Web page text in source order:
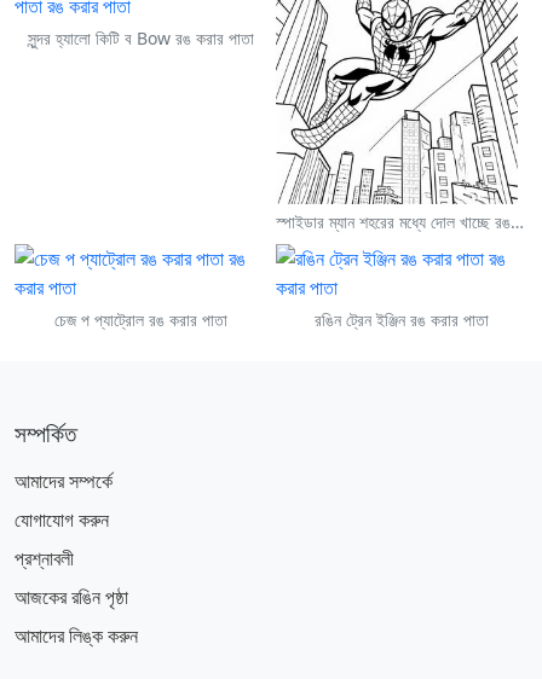
সুন্দর হ্যালো কিটি ব Bow রঙ করার পাতা
স্পাইডার ম্যান শহরের মধ্যে দোল খাচ্ছে রঙ করার পাতা
চেজ প প্যাট্রোল রঙ করার পাতা রঙিন ট্রেন ইঞ্জিন রঙ করার পাতা
সম্পর্কিত
আমাদের সম্পর্কে
যোগাযোগ করুন
প্রশ্নাবলী
আজকের রঙিন পৃষ্ঠা
আমাদের লিঙ্ক করুন